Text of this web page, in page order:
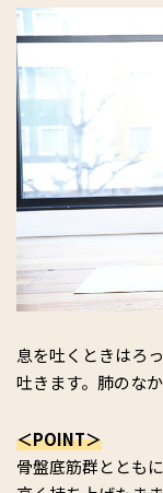
息を吐くときはろ
吐きます。肺のな
＜POINT＞
骨盤底筋群ととも